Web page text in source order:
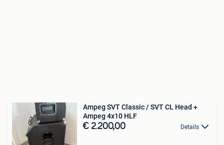
Ampeg SVT Classic / SVT CL Head +
Ampeg 4x10 HLF
€ 2.200,00 Details